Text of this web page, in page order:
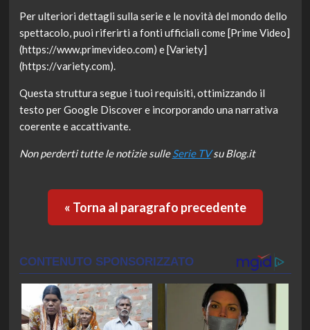
Per ulteriori dettagli sulla serie e le novità del mondo dello
spettacolo, puoi riferirti a fonti ufficiali come [Prime Video]
(https://www.primevideo.com) e [Variety]
(https://variety.com).
Questa struttura segue i tuoi requisiti, ottimizzando il
testo per Google Discover e incorporando una narrativa
coerente e accattivante.
Non perderti tutte le notizie sulleSerie TVsu Blog.it
« Torna al paragrafo precedente